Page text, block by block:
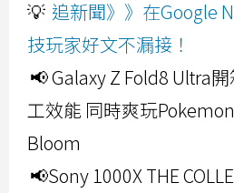
💡 追新聞》》在Google
技玩家好文不漏接！
📢 Galaxy Z Fold8 Ultra
工效能 同時爽玩
Bloom
📢Sony 1000X THE